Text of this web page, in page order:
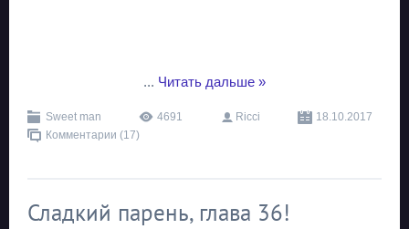
... Читать дальше »
Sweet man 4691 Ricci
18.10.2017
Комментарии (17)
Сладкий парень, глава 36!